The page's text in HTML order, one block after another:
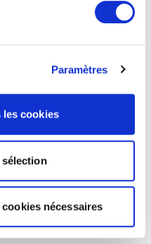
Paramètres
cookies
nécessaires